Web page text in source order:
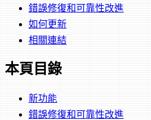
錯誤修復和可靠性改進
如何更新
相關連結
本頁目錄
新功能
錯誤修復和可靠性改進